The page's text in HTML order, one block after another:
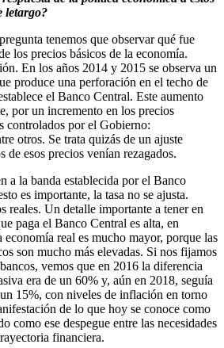
letargo?
tenemos que observar qué fue
los precios básicos de la economía.
En los años 2014 y 2015 se observa un
produce una perforación en el techo de
el Banco Central. Este aumento
por un incremento en los precios
controlados por el Gobierno:
otros. Se trata quizás de un ajuste
de esos precios venían rezagados.
a la banda establecida por el Banco
es importante, la tasa no se ajusta.
reales. Un detalle importante a tener en
paga el Banco Central es alta, en
economía real es mucho mayor, porque las
son mucho más elevadas. Si nos fijamos
vemos que en 2016 la diferencia
era de un 60% y, aún en 2018, seguía
15%, con niveles de inflación en torno
de lo que hoy se conoce como
como ese despegue entre las necesidades
financiera.